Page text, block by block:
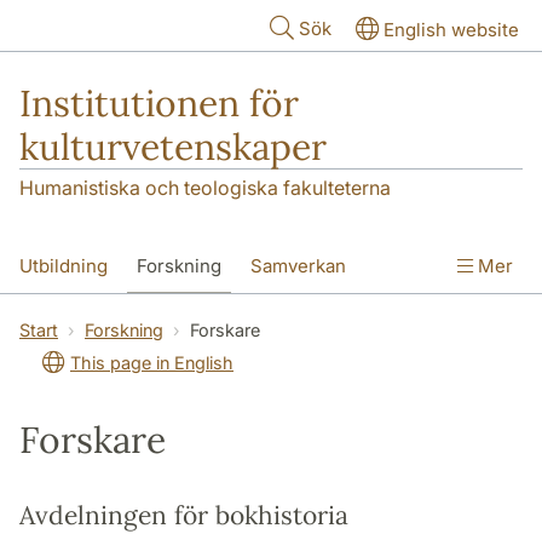
Sök English website
Institutionen för
kulturvetenskaper
Humanistiska och teologiska fakulteterna
Utbildning Forskning Samverkan
Om institutionen Kontakt
Mer
Start Forskning
Forskare
This page in English
Forskare
Avdelningen för bokhistoria